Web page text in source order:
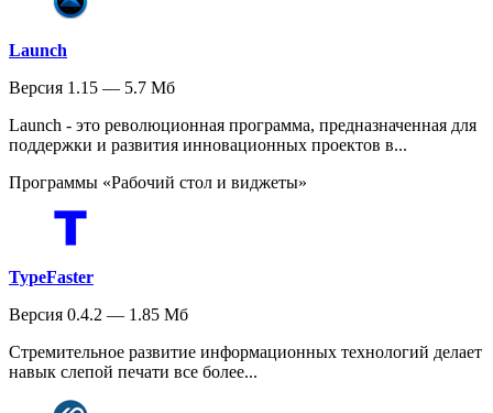
Launch
Версия 1.15 — 5.7 Мб
Launch - это революционная программа, предназначенная для
поддержки и развития инновационных проектов в...
Программы «Рабочий стол и виджеты»
TypeFaster
Версия 0.4.2 — 1.85 Мб
Стремительное развитие информационных технологий делает
навык слепой печати все более...